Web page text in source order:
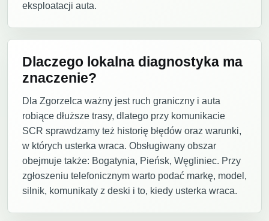
eksploatacji auta.
Dlaczego lokalna diagnostyka ma
znaczenie?
Dla Zgorzelca ważny jest ruch graniczny i auta
robiące dłuższe trasy, dlatego przy komunikacie
SCR sprawdzamy też historię błędów oraz warunki,
w których usterka wraca. Obsługiwany obszar
obejmuje także: Bogatynia, Pieńsk, Węgliniec. Przy
zgłoszeniu telefonicznym warto podać markę, model,
silnik, komunikaty z deski i to, kiedy usterka wraca.